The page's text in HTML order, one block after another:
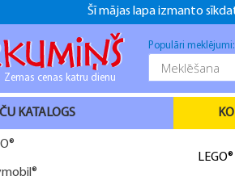
Šī mājas lapa izmanto
+371 26916937
Zemas cenas katru dienu
Populāri meklējumi:
KATALOGS
LEGO®